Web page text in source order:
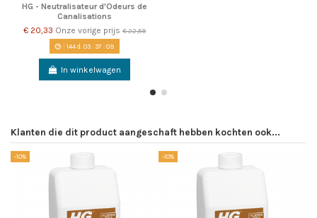
HG - Neutralisateur d'Odeurs de
Canalisations
€ 20,33 Onze vorige prijs € 22,59
144d. 03:37 :08
In winkelwagen
Klanten die dit product aangeschaft hebben kochten ook...
-10% -10%